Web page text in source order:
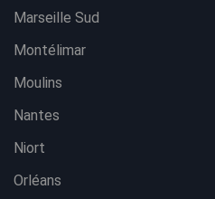
Marseille Sud
Montélimar
Moulins
Nantes
Niort
Orléans